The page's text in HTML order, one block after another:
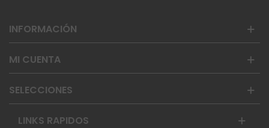
INFORMACIÓN
MI CUENTA
SELECCIONES
LINKS RAPIDOS